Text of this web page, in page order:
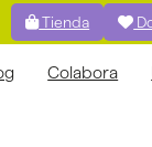
Tienda
Colabora